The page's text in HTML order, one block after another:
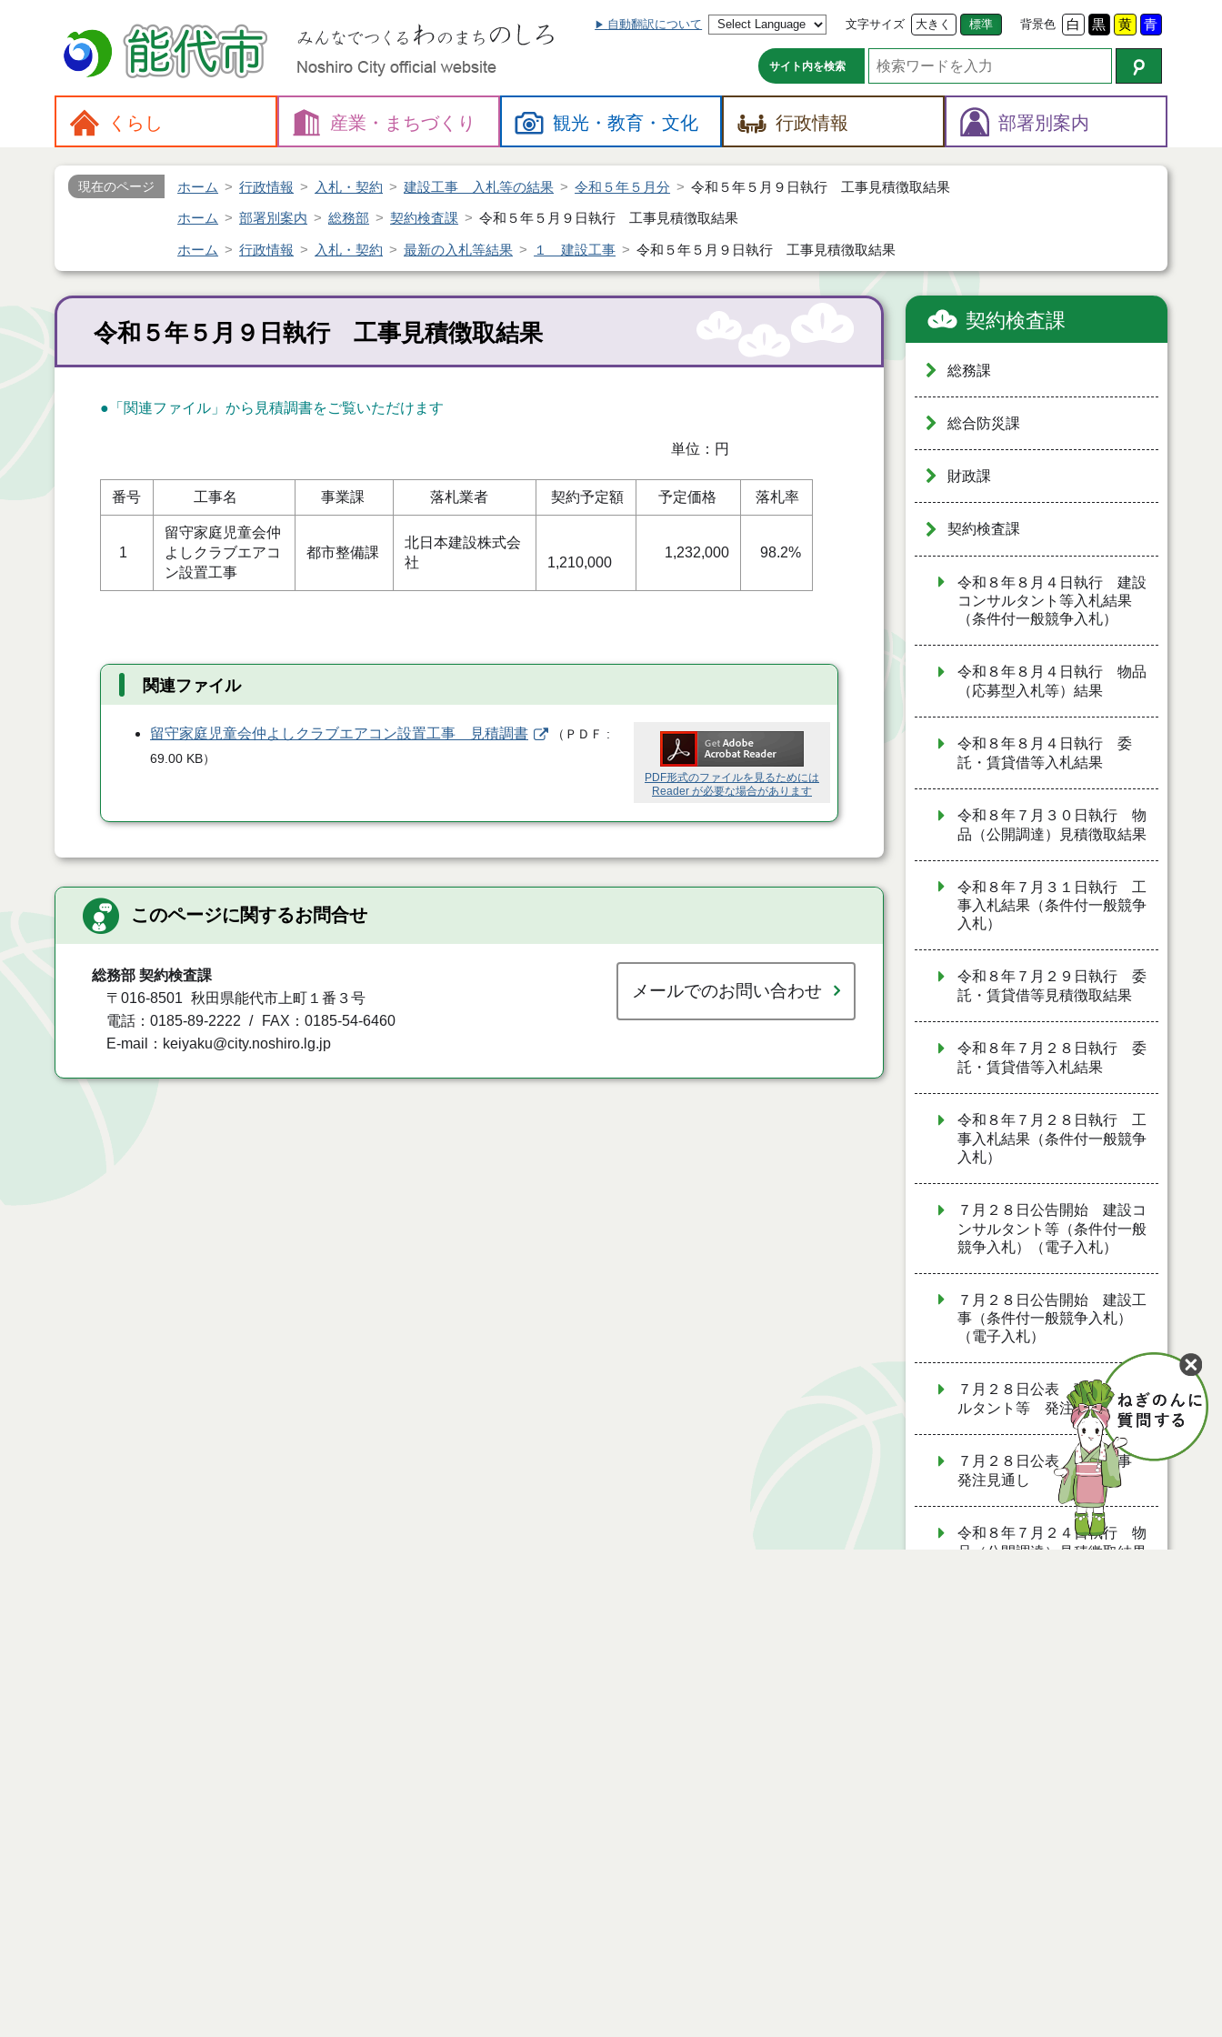
自動翻訳について 文字サイズ 大きく 標準 背景色 白 黒 黄 青
サイト内を検索
くらし 産業・ まちづくり 観光・教育・文化 行政情報 部署別案内
現在のページ ホーム 行政情報 入札・契約 建設工事 入札等の結果 令和５年５月分 令和５年５月９日執行 工事見積徴取結果
ホーム 部署別案内 総務部 契約検査課 令和５年５月９日執行 工事見積徴取結果
ホーム 行政情報 入札・契約 最新の入札等結果 １ 建設工事 令和５年５月９日執行 工事見積徴取結果
令和５年５月９日執行 工事見積徴取結果
●「関連ファイル」から見積調書をご覧いただけます
単位：円
番号 工事名 事業課 落札業者 契約予定額 予定価格 落札率
1
留守家庭児童会仲
よしクラブエアコ
ン設置工事
都市整備課
北日本建設株式会
社
1,210,000
1,232,000 98.2%
関連ファイル
PDF形式のファイルを見るためには
Reader が必要な場合があります
留守家庭児童会仲よしクラブエアコン設置工事 見積調書 （ ＰＤＦ
69.00 KB）
このページに関するお問合せ
総務部 契約検査課
〒016-8501
秋田県能代市上町１番３号
電話：0185-89-2222
FAX：0185-54-6460
E-mail：keiyaku@city.noshiro.lg.jp
メールでのお問い合わせ
契約検査課
総務課
総合防災課
財政課
契約検査課
令和８年８月４日執行 建設
コンサルタント等入札結果
（条件付一般競争入札）
令和８年８月４日執行 物品
（応募型入札等）結果
令和８年８月４日執行 委
託・賃貸借等入札結果
令和８年７月３０日執行 物
品（公開調達）見積徴取結果
令和８年７月３１日執行 工
事入札結果（条件付一般競争
入札）
令和８年７月２９日執行 委
託・賃貸借等見積徴取結果
令和８年７月２８日執行 委
託・賃貸借等入札結果
令和８年７月２８日執行 工
事入札結果（条件付一般競争
入札）
７月２８日公告開始 建設コ
ンサルタント等（条件付一般
競争入札）（電子入札）
７月２８日公告開始 建設工
事（条件付一般競争入札）
（電子入札）
７月２８日公表 建設コンサ
ルタント等 発注見通し
７月２８日公表 建設工事
発注見通し
令和８年７月２４日執行 物
品（公開調達）見積徴取結果